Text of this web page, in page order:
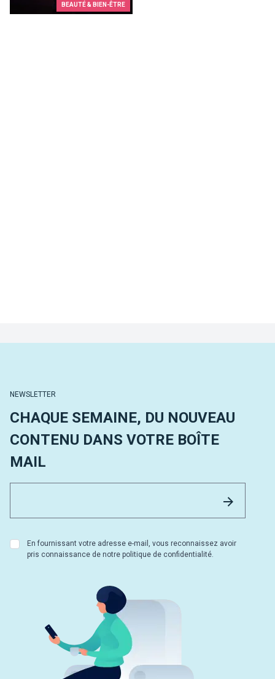
BEAUTÉ & BIEN-ÊTRE
NEWSLETTER
CHAQUE SEMAINE, DU NOUVEAU
CONTENU DANS VOTRE BOÎTE
MAIL
En fournissant votre adresse e-mail, vous reconnaissez avoir
pris connaissance de notre politique de confidentialité.